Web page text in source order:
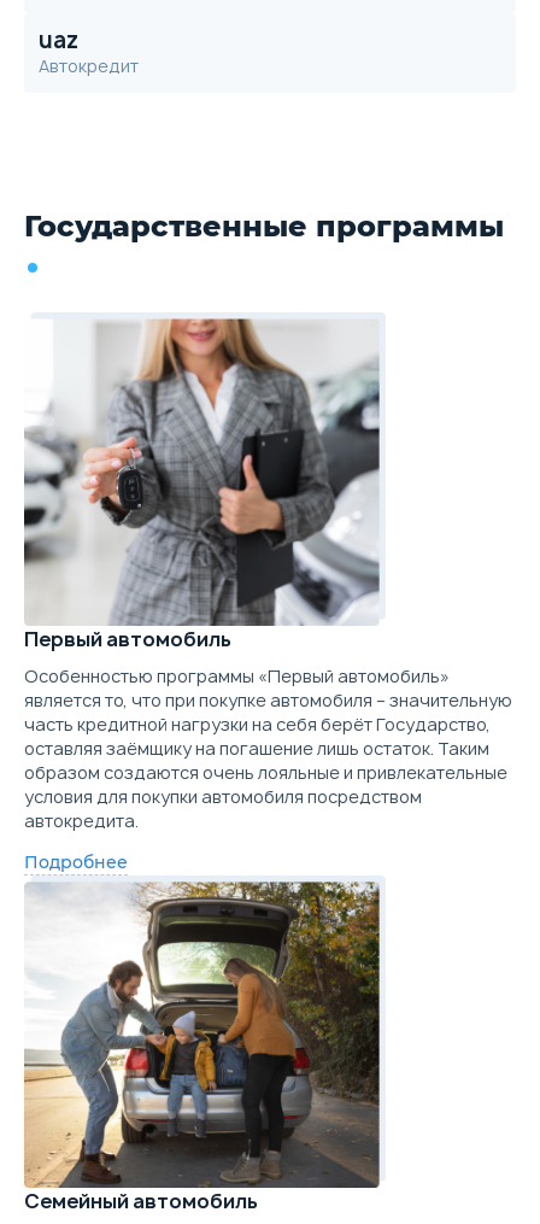
uaz
Автокредит
Государственные программы
Первый автомобиль
Особенностью программы «Первый автомобиль»
является то, что при покупке автомобиля – значительную
часть кредитной нагрузки на себя берёт Государство,
оставляя заёмщику на погашение лишь остаток. Таким
образом создаются очень лояльные и привлекательные
условия для покупки автомобиля посредством
автокредита.
Подробнее
Семейный автомобиль